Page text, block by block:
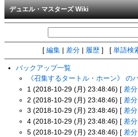
デュエル・マスターズ Wiki
[ 編集 差分 履歴 ] [ 単語検
バックアップ一覧
《召集するタートル・ホーン》 の
1 (2018-10-29 (月) 23:48:46) [ 差分
2 (2018-10-29 (月) 23:48:46) [ 差分
3 (2018-10-29 (月) 23:48:46) [ 差分
4 (2018-10-29 (月) 23:48:46) [ 差分
5 (2018-10-29 (月) 23:48:46) [ 差分